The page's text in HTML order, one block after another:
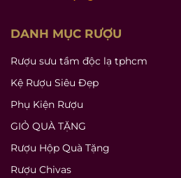
DANH MỤC RƯỢU
Rượu sưu tầm độc lạ tphcm
Kệ Rượu Siêu Đẹp
Phụ Kiện Rượu
GIỎ QUÀ TẶNG
Rượu Hộp Quà Tặng
Rượu Chivas